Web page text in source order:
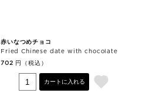
赤いなつめチョコ
Fried Chinese date with chocolate
702 円（税込）
カートに入れる